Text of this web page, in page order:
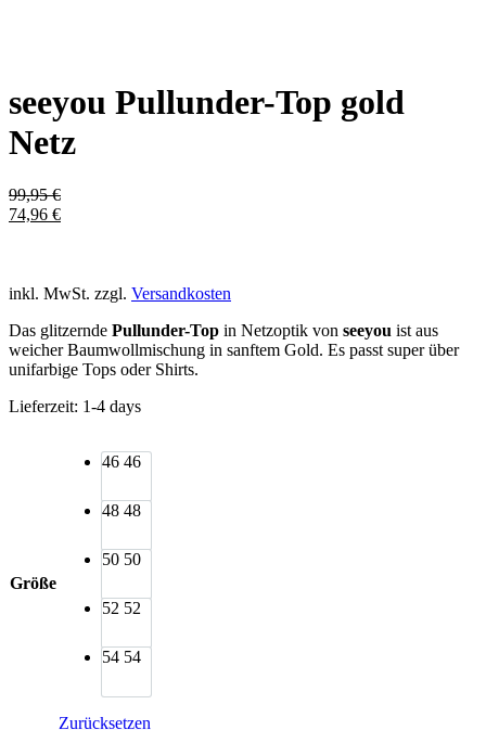
seeyou Pullunder-Top gold
Netz
99,95€
74,96 €
inkl. MwSt. zzgl. Versandkosten
Das glitzernde Pullunder-Top in Netzoptik von seeyou ist aus
weicher Baumwollmischung in sanftem Gold. Es passt super über
unifarbige Tops oder Shirts.
Lieferzeit: 1-4 days
Größe
46 46
48 48
50 50
52 52
54 54
Zurücksetzen